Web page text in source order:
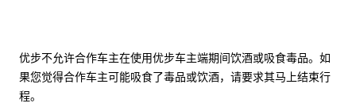
优步不允许合作车主在使用优步车主端期间饮酒或吸食毒品。如
果您觉得合作车主可能吸食了毒品或饮酒，请要求其马上结束行
程。